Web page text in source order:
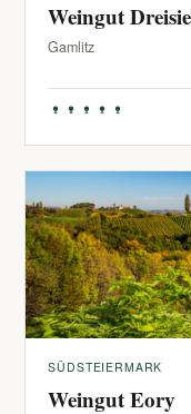
Weingut
Gamlitz
SÜDSTEIERMARK
Weingut Eory